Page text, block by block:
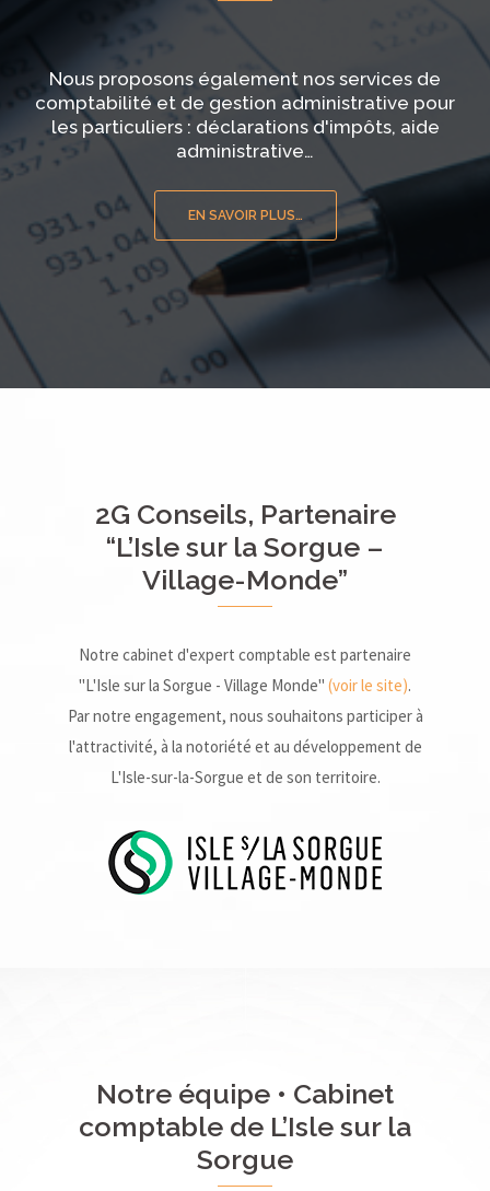
Nous proposons également nos services de
comptabilité et de gestion administrative pour
les particuliers : déclarations d'impôts, aide
administrative…
EN SAVOIR PLUS…
2G Conseils, Partenaire
“L’Isle sur la Sorgue –
Village-Monde”
Notre cabinet d'expert comptable est partenaire
"L'Isle sur la Sorgue - Village Monde" (voir le site).
Par notre engagement, nous souhaitons participer à
l'attractivité, à la notoriété et au développement de
L'Isle-sur-la-Sorgue et de son territoire.
Notre équipe • Cabinet
comptable de L’Isle sur la
Sorgue